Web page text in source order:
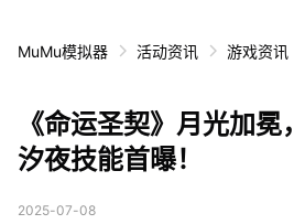
MuMu模拟器 活动资讯 游戏资讯
《命运圣契》月光加
汐夜技能首曝！
2025-07-08